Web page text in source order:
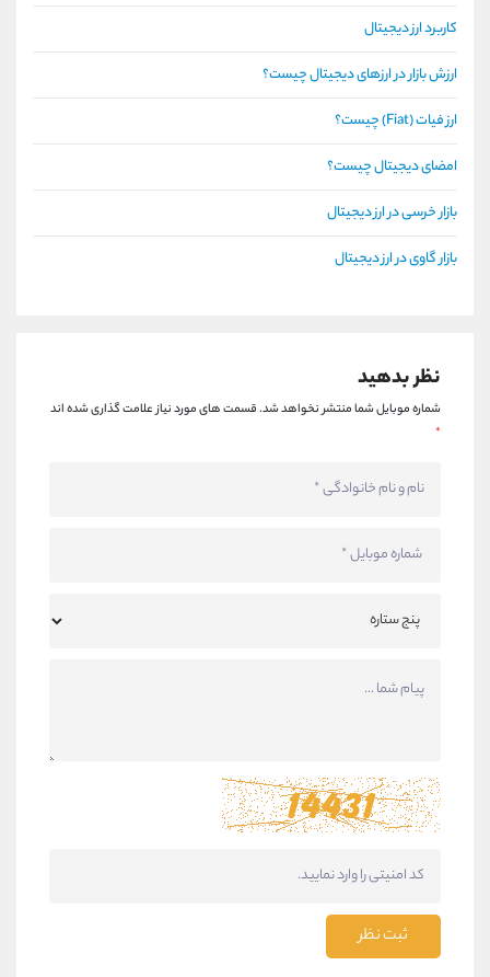
کاربرد ارز دیجیتال
ارزش بازار در ارزهای دیجیتال چیست؟
ارز فیات (Fiat) چیست؟
امضای دیجیتال چیست؟
بازار خرسی در ارز دیجیتال
بازار گاوی در ارز دیجیتال
نظر بدهید
شماره موبایل شما منتشر نخواهد شد.قسمت های مورد نیاز علامت گذاری شده اند
*
ثبت نظر